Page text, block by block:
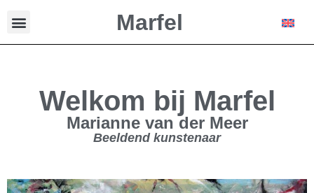
Marfel
Welkom bij Marfel
Marianne van der Meer
Beeldend kunstenaar